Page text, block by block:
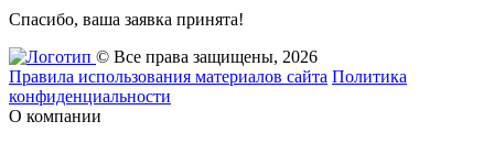
Спасибо, ваша заявка принята!
© Все права защищены, 2026
Правила использования материалов сайта Политика
конфиденциальности
О компании